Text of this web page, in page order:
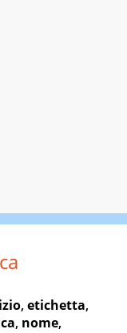
,etichetta,
, nome,